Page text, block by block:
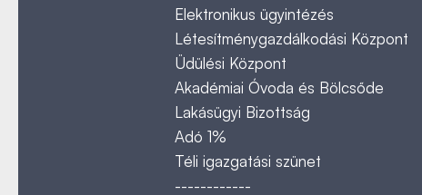
Elektronikus ügyintézés
Létesítménygazdálkodási Központ
Üdülési Központ
Akadémiai Óvoda és Bölcsőde
Lakásügyi Bizottság
Adó 1%
Téli igazgatási szünet
------------